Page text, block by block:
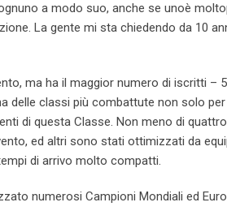
a modo suo, anche se unoè
La gente mi sta chiedendo da 10
ma ha il maggior numero di iscritti –
delle classi più combattute non solo
di questa Classe. Non meno di
ed altri sono stati ottimizzati da
di arrivo molto compatti.
numerosi Campioni Mondiali ed